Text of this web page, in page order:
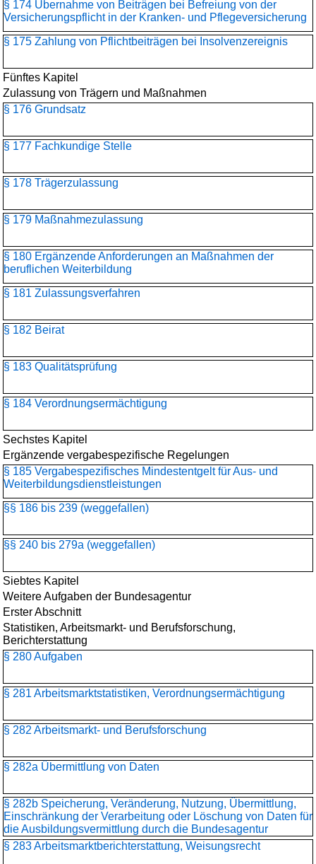
§ 174 Übernahme von Beiträgen bei Befreiung von der
Versicherungspflicht in der Kranken- und Pflegeversicherung
§ 175 Zahlung von Pflichtbeiträgen bei Insolvenzereignis
Fünftes Kapitel
Zulassung von Trägern und Maßnahmen
§ 176 Grundsatz
§ 177 Fachkundige Stelle
§ 178 Trägerzulassung
§ 179 Maßnahmezulassung
§ 180 Ergänzende Anforderungen an Maßnahmen der
beruflichen Weiterbildung
§ 181 Zulassungsverfahren
§ 182 Beirat
§ 183 Qualitätsprüfung
§ 184 Verordnungsermächtigung
Sechstes Kapitel
Ergänzende vergabespezifische Regelungen
§ 185 Vergabespezifisches Mindestentgelt für Aus- und
Weiterbildungsdienstleistungen
§§ 186 bis 239 (weggefallen)
§§ 240 bis 279a (weggefallen)
Siebtes Kapitel
Weitere Aufgaben der Bundesagentur
Erster Abschnitt
Statistiken, Arbeitsmarkt- und Berufsforschung,
Berichterstattung
§ 280 Aufgaben
§ 281 Arbeitsmarktstatistiken, Verordnungsermächtigung
§ 282 Arbeitsmarkt- und Berufsforschung
§ 282a Übermittlung von Daten
§ 282b Speicherung, Veränderung, Nutzung, Übermittlung,
Einschränkung der Verarbeitung oder Löschung von Daten für
die Ausbildungsvermittlung durch die Bundesagentur
§ 283 Arbeitsmarktberichterstattung, Weisungsrecht